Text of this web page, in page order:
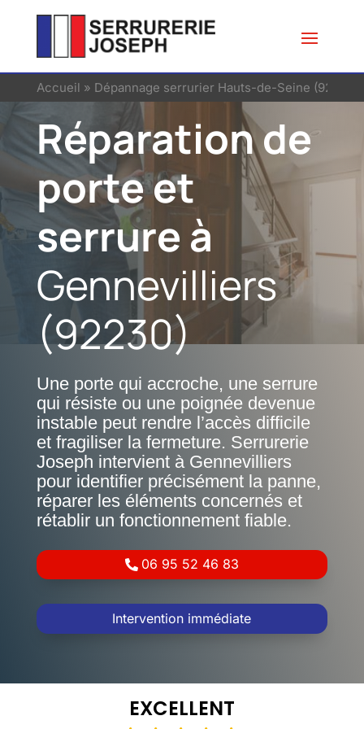
Accueil » Dépannage serrurier Hauts-de-Seine (92)
Réparation de
porte et
serrure à
Gennevilliers
(92230)
Une porte qui accroche, une serrure
qui résiste ou une poignée devenue
instable peut rendre l’accès difficile
et fragiliser la fermeture. Serrurerie
Joseph intervient à Gennevilliers
pour identifier précisément la panne,
réparer les éléments concernés et
rétablir un fonctionnement fiable.
06 95 52 46 83
Intervention immédiate
EXCELLENT